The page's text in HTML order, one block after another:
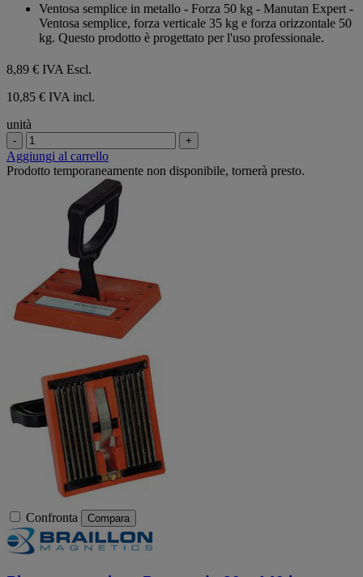
Ventosa semplice in metallo - Forza 50 kg - Manutan Expert -
Ventosa semplice, forza verticale 35 kg e forza orizzontale 50
kg. Questo prodotto è progettato per l'uso professionale.
8,89 € IVA Escl.
10,85 € IVA incl.
unità
- +
Aggiungi al carrello
Prodotto temporaneamente non disponibile, tornerà presto.
Confronta Compara